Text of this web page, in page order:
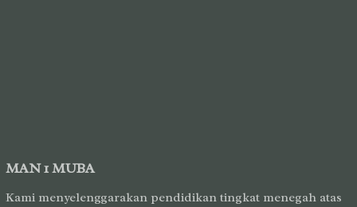
MAN 1 MUBA
Kami menyelenggarakan pendidikan tingkat menegah atas